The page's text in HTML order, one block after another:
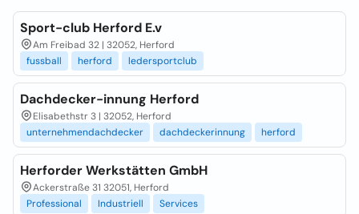
Sport-club Herford E.v
Am Freibad 32 | 32052, Herford
fussball
herford ledersportclub
Dachdecker-innung Herford
Elisabethstr 3 | 32052, Herford
unternehmendachdecker
dachdeckerinnung herford
Herforder Werkstätten GmbH
Ackerstraße 31 32051, Herford
Professional
Industriell Services